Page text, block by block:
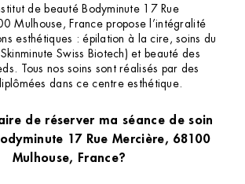
de beauté Bodyminute 17 Rue
Mulhouse, France propose l’intégralité
esthétiques : épilation à la cire, soins du
Swiss Biotech) et beauté des
Tous nos soins sont réalisés par des
dans ce centre esthétique.
de réserver ma séance de soin
17 Rue Mercière, 68100
Mulhouse, France?